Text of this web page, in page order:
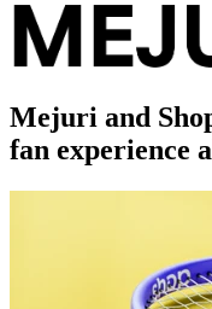
Mejuri and
fan experience